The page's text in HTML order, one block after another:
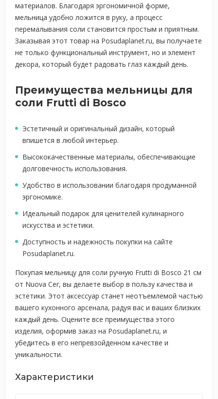
материалов. Благодаря эргономичной форме,
мельница удобно ложится в руку, а процесс
перемалывания соли становится простым и приятным.
Заказывая этот товар на Posudaplanet.ru, вы получаете
не только функциональный инструмент, но и элемент
декора, который будет радовать глаз каждый день.
Преимущества мельницы для
соли Frutti di Bosco
Эстетичный и оригинальный дизайн, который
впишется в любой интерьер.
Высококачественные материалы, обеспечивающие
долговечность использования.
Удобство в использовании благодаря продуманной
эргономике.
Идеальный подарок для ценителей кулинарного
искусства и эстетики.
Доступность и надежность покупки на сайте
Posudaplanet.ru.
Покупая мельницу для соли ручную Frutti di Bosco 21 см
от Nuova Cer, вы делаете выбор в пользу качества и
эстетики. Этот аксессуар станет неотъемлемой частью
вашего кухонного арсенала, радуя вас и ваших близких
каждый день. Оцените все преимущества этого
изделия, оформив заказ на Posudaplanet.ru, и
убедитесь в его непревзойденном качестве и
уникальности.
Характеристики